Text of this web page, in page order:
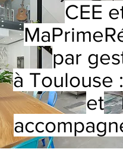
CEE
par
à Toulouse
et